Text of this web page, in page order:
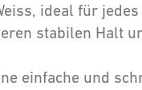
ideal für
stabilen Halt
einfache und